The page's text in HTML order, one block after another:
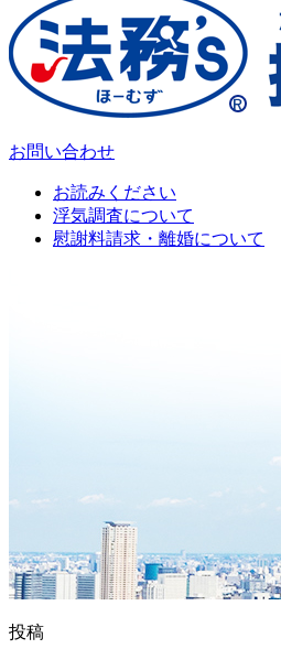
お問い合わせ
お読みください
浮気調査について
慰謝料請求・離婚について
投稿